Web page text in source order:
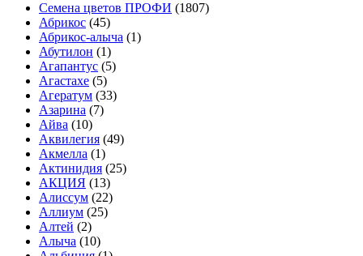
Cемена цветов ПРОФИ (1807)
Абрикос (45)
Абрикос-алыча (1)
Абутилон (1)
Агапантус (5)
Агастахе (5)
Агератум (33)
Азарина (7)
Айва (10)
Аквилегия (49)
Акмелла (1)
Актинидия (25)
АКЦИЯ (13)
Алиссум (22)
Аллиум (25)
Алтей (2)
Алыча (10)